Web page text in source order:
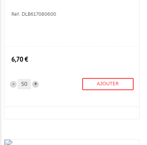
Réf. DLB617080600
6,70 €
+
- AJOUTER